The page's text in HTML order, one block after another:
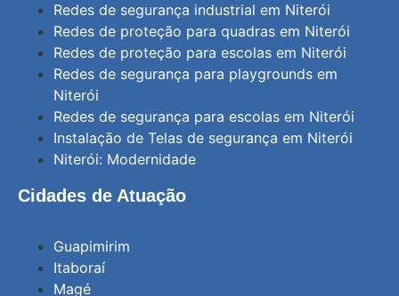
Redes de segurança industrial em Niterói
Redes de proteção para quadras em Niterói
Redes de proteção para escolas em Niterói
Redes de segurança para playgrounds em
Niterói
Redes de segurança para escolas em Niterói
Instalação de Telas de segurança em Niterói
Niterói: Modernidade
Cidades de Atuação
Guapimirim
Itaboraí
Magé